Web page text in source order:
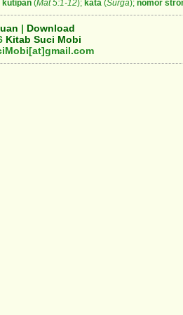
kutipan(Mat 5:1-12); kata(Surga); nomor
| Download
Kitab Suci Mobi